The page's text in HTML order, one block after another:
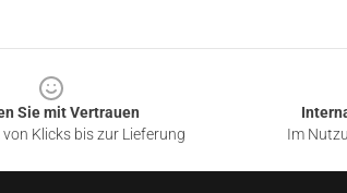
Sie mit Vertrauen
Klicks bis zur Lieferung
Im